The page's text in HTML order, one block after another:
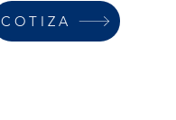
COTIZA